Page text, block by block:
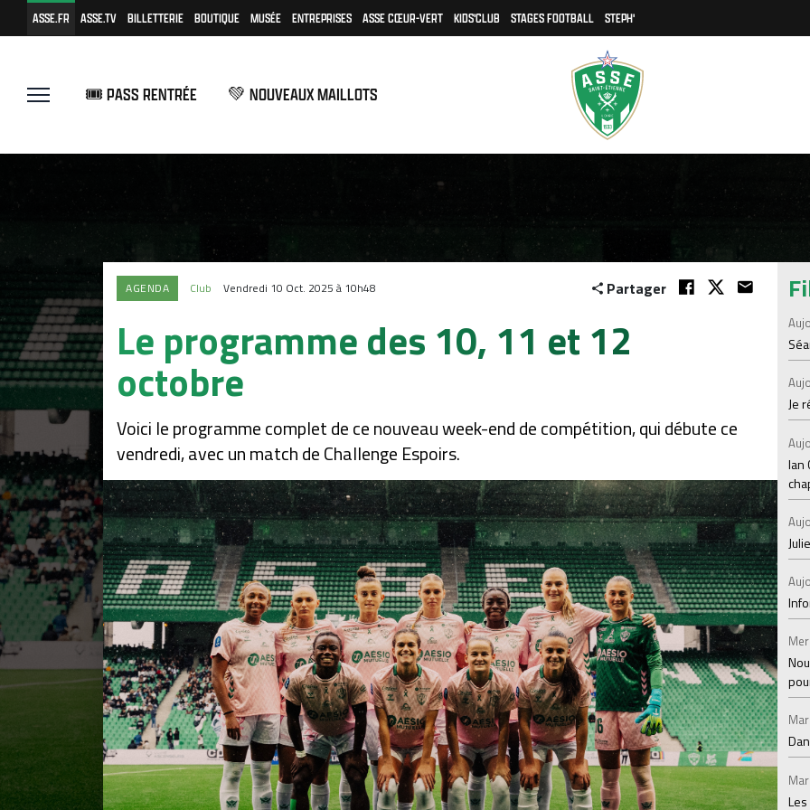
ASSE.FR ASSE.TV BILLETTERIE BOUTIQUE MUSÉE ENTREPRISES ASSE CŒUR-VERT KIDS'CLUB STAGES FOOTBALL STEPH'
🎟️ PASS RENTRÉE 💚 NOUVEAUX MAILLOTS
AGENDA Club Vendredi 10 Oct. 2025 à 10h48 Partager
Le programme des 10, 11 et 12
octobre
Voici le programme complet de ce nouveau week-end de compétition, qui débute ce
vendredi, avec un match de Challenge Espoirs.
Je
Ian